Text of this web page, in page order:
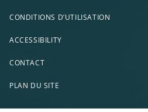
CONDITIONS D’UTILISATION
ACCESSIBILITY
CONTACT
PLAN DU SITE